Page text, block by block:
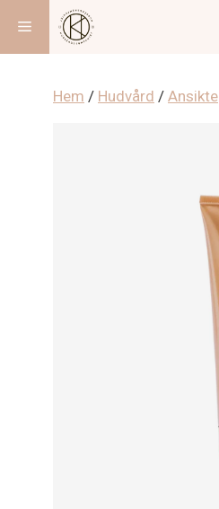
innehåll
Meny
Hem / Hudvård / Ansikte